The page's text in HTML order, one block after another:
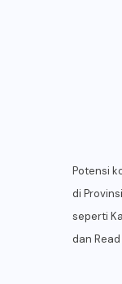
Potensi
di
seperti
dan